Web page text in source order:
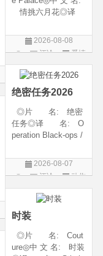
情挑六月花◎译
道之恋 / 白色宫殿◎
年 代: 1990◎
类 别: 剧情 / 爱
情◎语
2026-08-08
评论
爱情
片
绝密任务2026
◎片 名: 绝密
任务◎译 名: O
peration Black-ops /
&amp;middot;绝密任
务◎年 代: 202
大陆◎类 别:
动作 / 战争 / 犯
2026-08-07
评论
动作
片
时装
◎片 名: Cout
ure◎中 文 名: 时装